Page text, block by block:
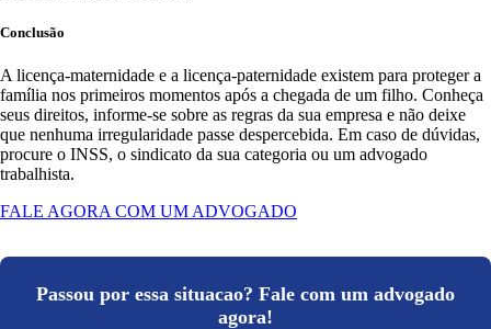
Conclusão
A licença-maternidade e a licença-paternidade existem para proteger a
família nos primeiros momentos após a chegada de um filho. Conheça
seus direitos, informe-se sobre as regras da sua empresa e não deixe
que nenhuma irregularidade passe despercebida. Em caso de dúvidas,
procure o INSS, o sindicato da sua categoria ou um advogado
trabalhista.
FALE AGORA COM UM ADVOGADO
Passou por essa situacao? Fale com um advogado
agora!